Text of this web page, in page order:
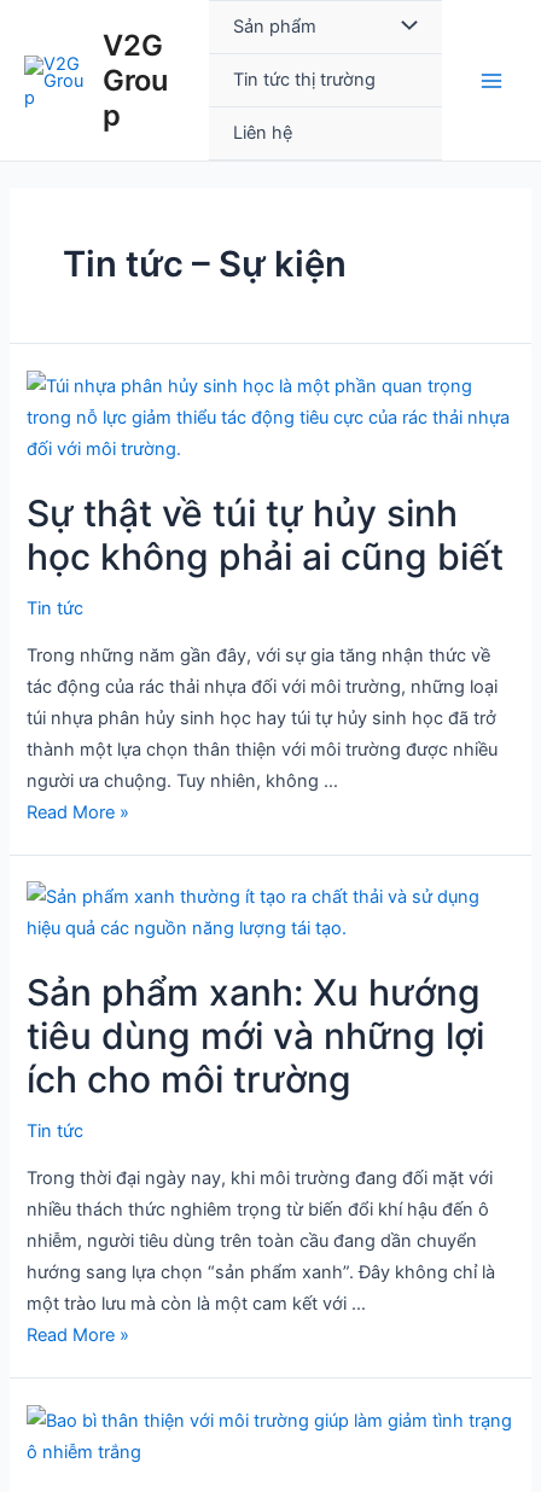
content
V2G
Grou
p
Sản phẩm Menu
Tin tức thị trường
Liên hệ
Tin tức – Sự kiện
Sự thật về túi tự hủy sinh
học không phải ai cũng biết
Tin tức
Trong những năm gần đây, với sự gia tăng nhận thức về
tác động của rác thải nhựa đối với môi trường, những loại
túi nhựa phân hủy sinh học hay túi tự hủy sinh học đã trở
thành một lựa chọn thân thiện với môi trường được nhiều
người ưa chuộng. Tuy nhiên, không …
Sự
thật
về
tự
hủy
sinh
học
phải
ai
cũng
biết
Read More »
Sản phẩm xanh: Xu hướng
tiêu dùng mới và những lợi
ích cho môi trường
Tin tức
Trong thời đại ngày nay, khi môi trường đang đối mặt với
nhiều thách thức nghiêm trọng từ biến đổi khí hậu đến ô
nhiễm, người tiêu dùng trên toàn cầu đang dần chuyển
hướng sang lựa chọn “sản phẩm xanh”. Đây không chỉ là
một trào lưu mà còn là một cam kết với …
Sản
phẩm
Xu
hướng
tiêu
dùng
những
lợi
ích
cho
môi
trường
Read More »
Bao
bì
bài
viết